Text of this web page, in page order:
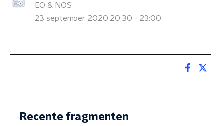
EO & NOS
23 september 2020 20:30 - 23:00
Recente fragmenten